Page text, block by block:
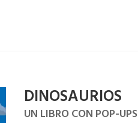
DINOSAURIOS
UN LIBRO CON POP-UPS